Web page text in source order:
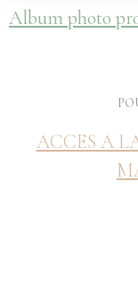
Album photo
ACCES A